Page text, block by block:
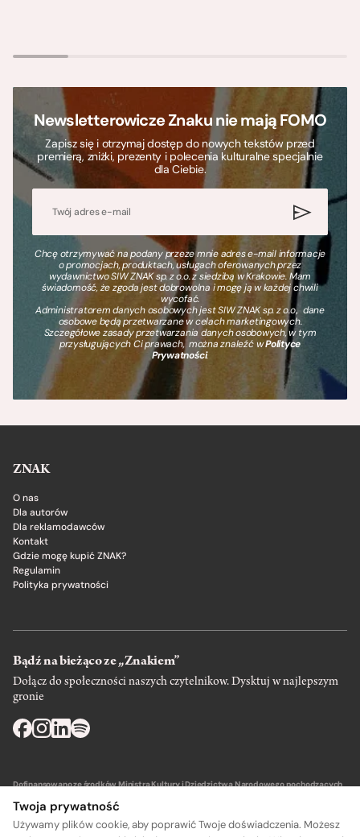
Newsletterowicze Znaku nie mają FOMO
Zapisz się i otrzymaj dostęp do nowych tekstów przed
premierą, zniżki, prezenty i polecenia kulturalne specjalnie
dla Ciebie.
Chcę otrzymywać na podany przeze mnie adres e-mail informacje
o promocjach, produktach, usługach oferowanych przez
wydawnictwo SIW ZNAK sp. z o.o. z siedzibą w Krakowie. Mam
świadomość, że zgoda jest dobrowolna i mogę ją w każdej chwili
wycofać.
Administratorem danych osobowych jest SIW ZNAK sp. z o.o., dane
osobowe będą przetwarzane w celach marketingowych.
Szczegółowe zasady przetwarzania danych osobowych, w tym
przysługujących Ci prawach, można znaleźć wPolityce
Prywatności.
ZNAK
O nas
Dla autorów
Dla reklamodawców
Kontakt
Gdzie mogę kupić ZNAK?
Regulamin
Polityka prywatności
Bądź na bieżąco ze „Znakiem”
Dołącz do społeczności naszych czytelnikow. Dysktuj w najlepszym
gronie
Dofinansowano ze środków Ministra Kultury i Dziedzictwa Narodowego pochodzących
Twoja prywatność
Używamy plików cookie, aby poprawić Twoje doświadczenia. Możesz